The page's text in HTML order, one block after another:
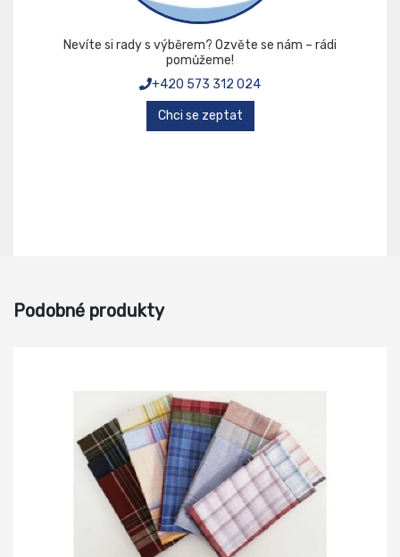
Nevíte si rady s výběrem? Ozvěte se nám – rádi
pomůžeme!
+420 573 312 024
Chci se zeptat
Podobné produkty